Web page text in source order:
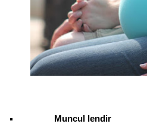
Muncul lendir